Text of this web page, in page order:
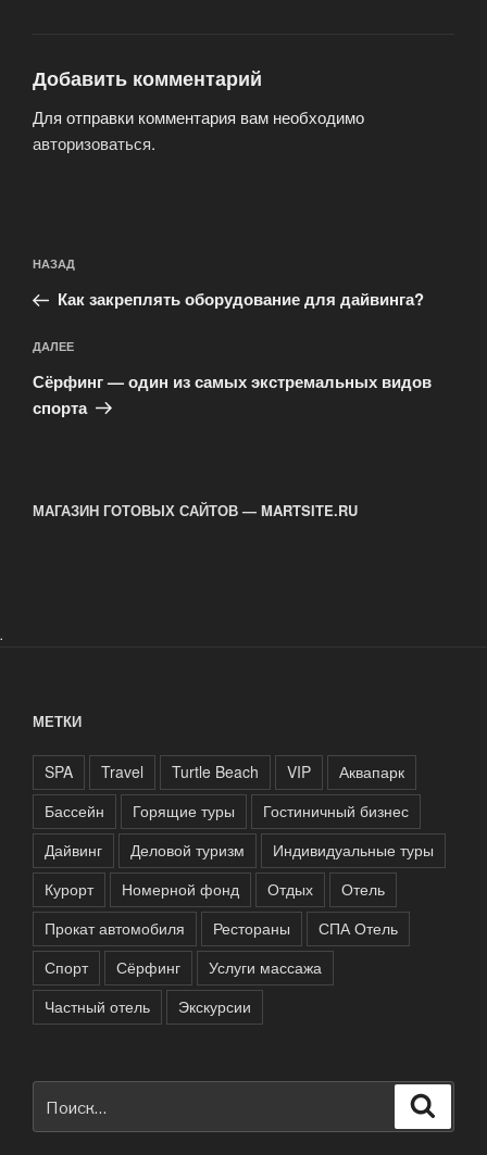
Добавить комментарий
Для отправки комментария вам необходимо
авторизоваться.
по
записям
Предыдущая
запись:
НАЗАД
Как закреплять оборудование для дайвинга?
Следующая
запись
ДАЛЕЕ
Сёрфинг — один из самых экстремальных видов
спорта
МАГАЗИН ГОТОВЫХ САЙТОВ — MARTSITE.RU
.
МЕТКИ
SPA Travel Turtle Beach VIP
Аквапарк
Бассейн
Горящие туры
Гостиничный бизнес
Дайвинг
Деловой туризм
Индивидуальные туры
Курорт
Номерной фонд Отдых
Отель
Прокат автомобиля
Рестораны
СПА Отель
Спорт
Сёрфинг
Услуги массажа
Частный отель
Экскурсии